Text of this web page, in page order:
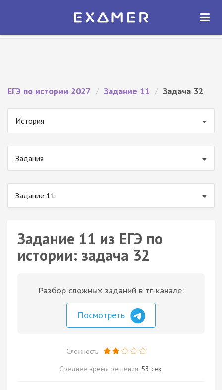
Экзамер — ЕГЭ 2027
ОТКРЫТЬ
ЕГЭ по истории 2027 / Задание 11 / Задача 32
История
Задания
Задание 11
Задание 11 из ЕГЭ по
истории: задача 32
Разбор сложных заданий в тг-канале:
Посмотреть
Сложность:
Среднее время решения: 53 сек.